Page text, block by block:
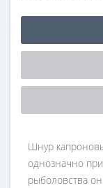
Шнур
однозначно
рыболовства